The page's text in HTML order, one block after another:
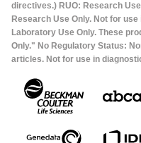
directives.) RUO: Research
Research Use Only. Not for
Laboratory Use Only. These
Only." No Regulatory Status:
articles. Not for use in